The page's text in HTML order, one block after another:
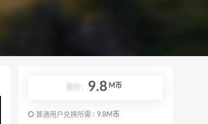
原价： 9.8 M币
普通用户兑换所需 : 9.8M币